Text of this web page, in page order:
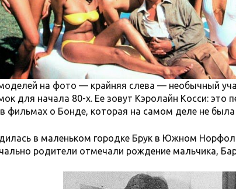
на фото — крайняя слева — необычный
для начала 80-х. Ее зовут Кэролайн Косси: это
фильмах о Бонде, которая на самом деле не
в маленьком городке Брук в Южном
родители отмечали рождение мальчика,